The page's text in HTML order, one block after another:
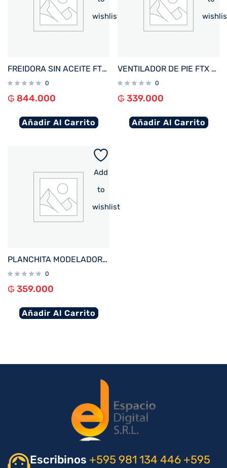
wishlist
FREIDORA SIN ACEITE FTX AF2-12V1 ELITE 12L 1800W 220V NEGRO DIGITAL
0
₲ 844.000
Añadir Al Carrito
VENTILADOR DE PIE FTX 3 VEL BRISA 60W 220V METAL/NEGRO FS-40MF
0
₲ 339.000
Añadir Al Carrito
Add
to
wishlist
PLANCHITA MODELADORA MULTILASER EB130 EFECTO SIRENA 2EN1 100W BIVOLT
0
₲ 359.000
Añadir Al Carrito
Escribinos +595 981 134 446 +595